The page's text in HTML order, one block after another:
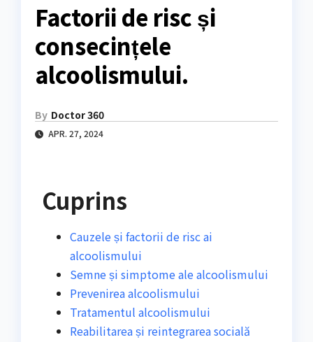
Factorii de risc și
consecințele
alcoolismului.
By Doctor 360
APR. 27, 2024
Cuprins
Cauzele și factorii de risc ai
alcoolismului
Semne și simptome ale alcoolismului
Prevenirea alcoolismului
Tratamentul alcoolismului
Reabilitarea și reintegrarea socială